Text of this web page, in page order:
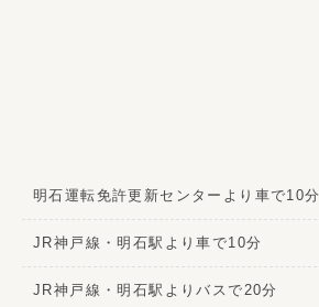
明石運転免許更新センターより車で10分
JR神戸線・明石駅より車で10分
JR神戸線・明石駅よりバスで20分